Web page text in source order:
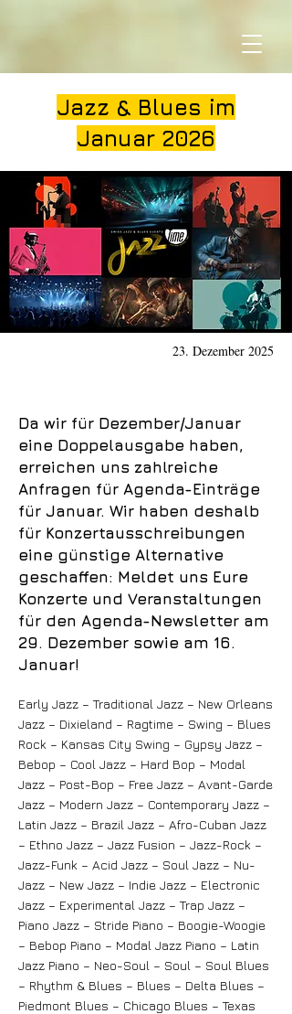
Jazz & Blues im
Januar 2026
23. Dezember 2025
Da wir für Dezember/Januar
eine Doppelausgabe haben,
erreichen uns zahlreiche
Anfragen für Agenda-Einträge
für Januar. Wir haben deshalb
für Konzertausschreibungen
eine günstige Alternative
geschaffen: Meldet uns Eure
Konzerte und Veranstaltungen
für den Agenda-Newsletter am
29. Dezember sowie am 16.
Januar!
Early Jazz – Traditional Jazz – New Orleans
Jazz – Dixieland – Ragtime – Swing – Blues
Rock – Kansas City Swing – Gypsy Jazz –
Bebop – Cool Jazz – Hard Bop – Modal
Jazz – Post-Bop – Free Jazz – Avant-Garde
Jazz – Modern Jazz – Contemporary Jazz –
Latin Jazz – Brazil Jazz – Afro-Cuban Jazz
– Ethno Jazz – Jazz Fusion – Jazz-Rock –
Jazz-Funk – Acid Jazz – Soul Jazz – Nu-
Jazz – New Jazz – Indie Jazz – Electronic
Jazz – Experimental Jazz – Trap Jazz –
Piano Jazz – Stride Piano – Boogie-Woogie
– Bebop Piano – Modal Jazz Piano – Latin
Jazz Piano – Neo-Soul – Soul – Soul Blues
– Rhythm & Blues – Blues – Delta Blues –
Piedmont Blues – Chicago Blues – Texas